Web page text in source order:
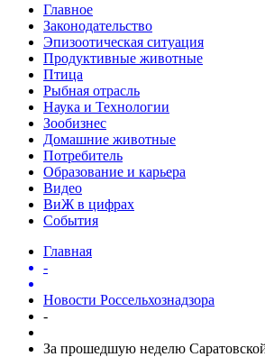
Главное
Законодательство
Эпизоотическая ситуация
Продуктивные животные
Птица
Рыбная отрасль
Наука и Технологии
Зообизнес
Домашние животные
Потребитель
Образование и карьера
Видео
ВиЖ в цифрах
События
Главная
-
Новости Россельхознадзора
-
За прошедшую неделю